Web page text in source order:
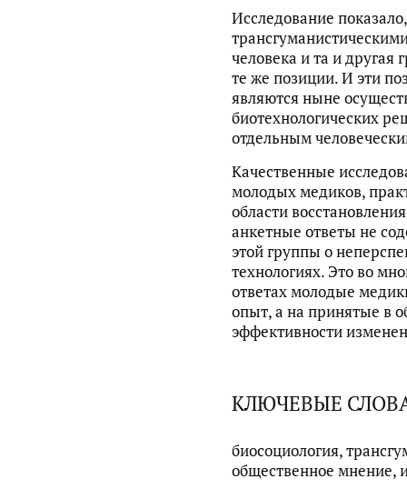
Исследование
человека и та и
те же позиции. И эти
являются ныне
биотехнологических
отдельным
Качественные
молодых медиков,
области
анкетные ответы не
этой группы о
технологиях. Это во
ответах молодые
опыт, а на принятые в
эффективности
КЛЮЧЕВЫЕ
биосоциология,
общественное мнение,